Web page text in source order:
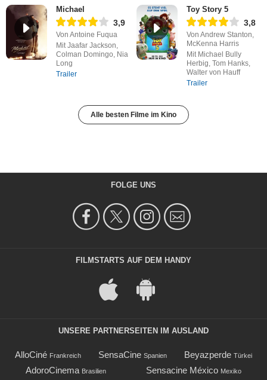
Michael
3,9
Von Antoine Fuqua
Mit Jaafar Jackson,
Colman Domingo, Nia
Long
Trailer
Toy Story 5
3,8
Von Andrew Stanton,
McKenna Harris
Mit Michael Bully
Herbig, Tom Hanks,
Walter von Hauff
Trailer
Alle besten Filme im Kino
FOLGE UNS
FILMSTARTS AUF DEM HANDY
UNSERE PARTNERSEITEN IM AUSLAND
AlloCiné Frankreich SensaCine Spanien Beyazperde Türkei
AdoroCinema Brasilien Sensacine México Mexiko